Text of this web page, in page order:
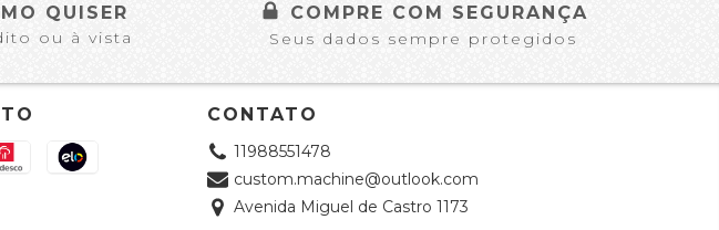
QUISER
ou à vista
COMPRE COM SEGURANÇA
Seus dados sempre protegidos
CONTATO
11988551478
custom.machine@outlook.com
Avenida Miguel de Castro 1173